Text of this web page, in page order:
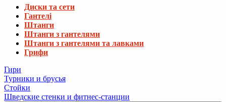
Диски та сети
Гантелі
Штанги
Штанги з гантелями
Штанги з гантелями та лавками
Грифи
Гири
Турники и брусья
Стойки
Шведские стенки и фитнес-станции